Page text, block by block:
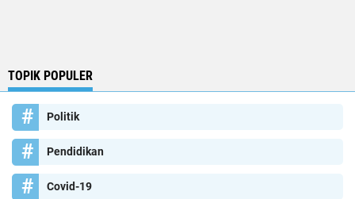
TOPIK POPULER
Politik
Pendidikan
Covid-19